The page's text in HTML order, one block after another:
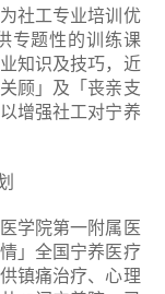
社工专业培训优
专题性的训练课
知识及技巧，近
顾」及「丧亲支
增强社工对宁养
学院第一附属医
」全国宁养医疗
镇痛治疗、心理